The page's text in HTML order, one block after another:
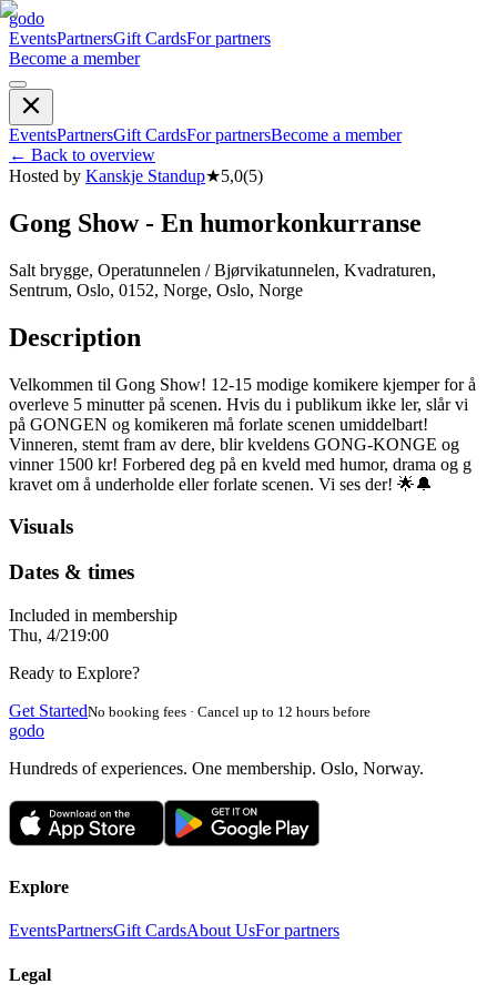
godo
EventsPartnersGift CardsFor partners
Become a member
EventsPartnersGift CardsFor partnersBecome a member
← Back to overview
Hosted by Kanskje Standup★5,0(5)
Gong Show - En humorkonkurranse
Salt brygge, Operatunnelen / Bjørvikatunnelen, Kvadraturen,
Sentrum, Oslo, 0152, Norge, Oslo, Norge
Description
Velkommen til Gong Show! 12-15 modige komikere kjemper for å
overleve 5 minutter på scenen. Hvis du i publikum ikke ler, slår vi
på GONGEN og komikeren må forlate scenen umiddelbart!
Vinneren, stemt fram av dere, blir kveldens GONG-KONGE og
vinner 1500 kr! Forbered deg på en kveld med humor, drama og g
kravet om å underholde eller forlate scenen. Vi ses der! 🌟🔔
Visuals
Dates & times
Included in membership
Thu, 4/219:00
Ready to Explore?
Get StartedNo booking fees · Cancel up to 12 hours before
godo
Hundreds of experiences. One membership. Oslo, Norway.
Explore
EventsPartnersGift CardsAbout UsFor partners
Legal